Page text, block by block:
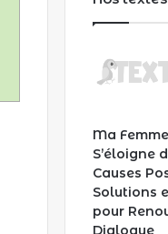
Ma Femme
S’éloigne
Causes
Solutions
pour
Dialogue